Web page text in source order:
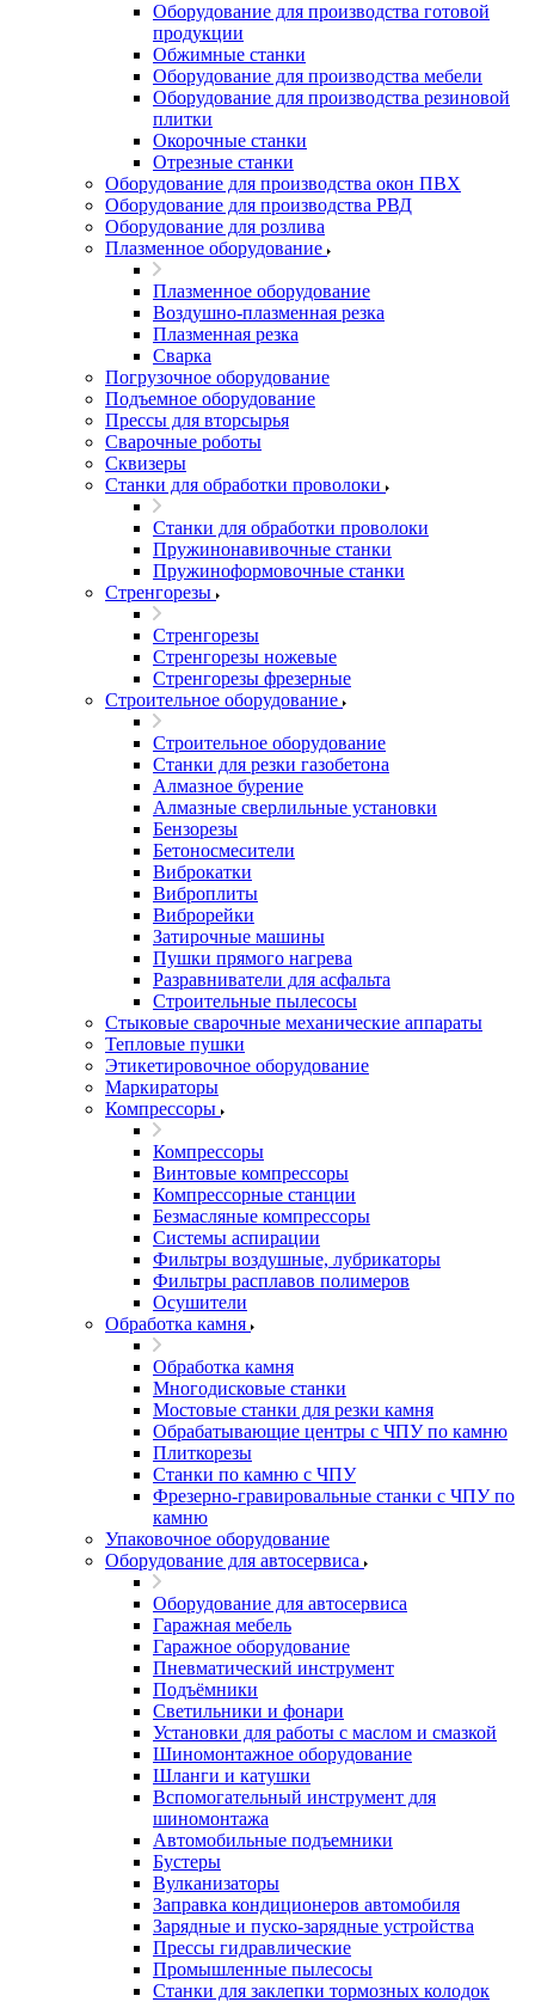
Оборудование для производства готовой
продукции
Обжимные станки
Оборудование для производства мебели
Оборудование для производства резиновой
плитки
Окорочные станки
Отрезные станки
Оборудование для производства окон ПВХ
Оборудование для производства РВД
Оборудование для розлива
Плазменное оборудование
Плазменное оборудование
Воздушно-плазменная резка
Плазменная резка
Сварка
Погрузочное оборудование
Подъемное оборудование
Прессы для вторсырья
Сварочные роботы
Сквизеры
Станки для обработки проволоки
Станки для обработки проволоки
Пружинонавивочные станки
Пружиноформовочные станки
Стренгорезы
Стренгорезы
Стренгорезы ножевые
Стренгорезы фрезерные
Строительное оборудование
Строительное оборудование
Станки для резки газобетона
Алмазное бурение
Алмазные сверлильные установки
Бензорезы
Бетоносмесители
Виброкатки
Виброплиты
Виброрейки
Затирочные машины
Пушки прямого нагрева
Разравниватели для асфальта
Строительные пылесосы
Стыковые сварочные механические аппараты
Тепловые пушки
Этикетировочное оборудование
Маркираторы
Компрессоры
Компрессоры
Винтовые компрессоры
Компрессорные станции
Безмасляные компрессоры
Системы аспирации
Фильтры воздушные, лубрикаторы
Фильтры расплавов полимеров
Осушители
Обработка камня
Обработка камня
Многодисковые станки
Мостовые станки для резки камня
Обрабатывающие центры с ЧПУ по камню
Плиткорезы
Станки по камню с ЧПУ
Фрезерно-гравировальные станки с ЧПУ по
камню
Упаковочное оборудование
Оборудование для автосервиса
Оборудование для автосервиса
Гаражная мебель
Гаражное оборудование
Пневматический инструмент
Подъёмники
Светильники и фонари
Установки для работы с маслом и смазкой
Шиномонтажное оборудование
Шланги и катушки
Вспомогательный инструмент для
шиномонтажа
Автомобильные подъемники
Бустеры
Вулканизаторы
Заправка кондиционеров автомобиля
Зарядные и пуско-зарядные устройства
Прессы гидравлические
Промышленные пылесосы
Станки для заклепки тормозных колодок